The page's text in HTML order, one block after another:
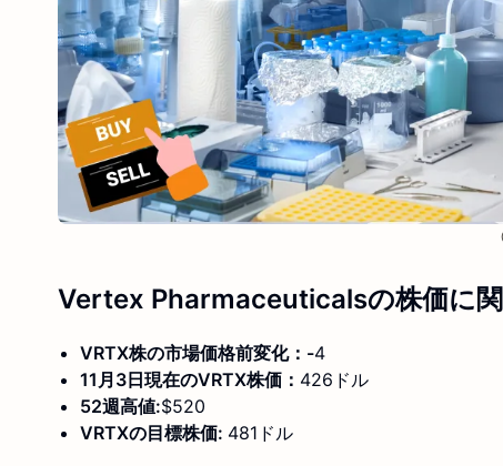
Vertex Pharmaceuticalsの株価に
VRTX株の市場価格前変化：-4
11月3日現在のVRTX株価： 426ドル
52週高値:$520
VRTXの目標株価: 481ドル